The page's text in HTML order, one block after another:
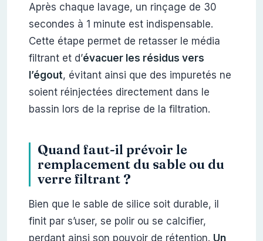
Après chaque lavage, un rinçage de 30
secondes à 1 minute est indispensable.
Cette étape permet de retasser le média
filtrant et d’évacuer les résidus vers
l’égout, évitant ainsi que des impuretés ne
soient réinjectées directement dans le
bassin lors de la reprise de la filtration.
Quand faut-il prévoir le
remplacement du sable ou du
verre filtrant ?
Bien que le sable de silice soit durable, il
finit par s’user, se polir ou se calcifier,
perdant ainsi son pouvoir de rétention. Un